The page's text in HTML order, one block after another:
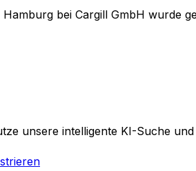
Hamburg bei Cargill GmbH wurde
unsere intelligente KI-Suche